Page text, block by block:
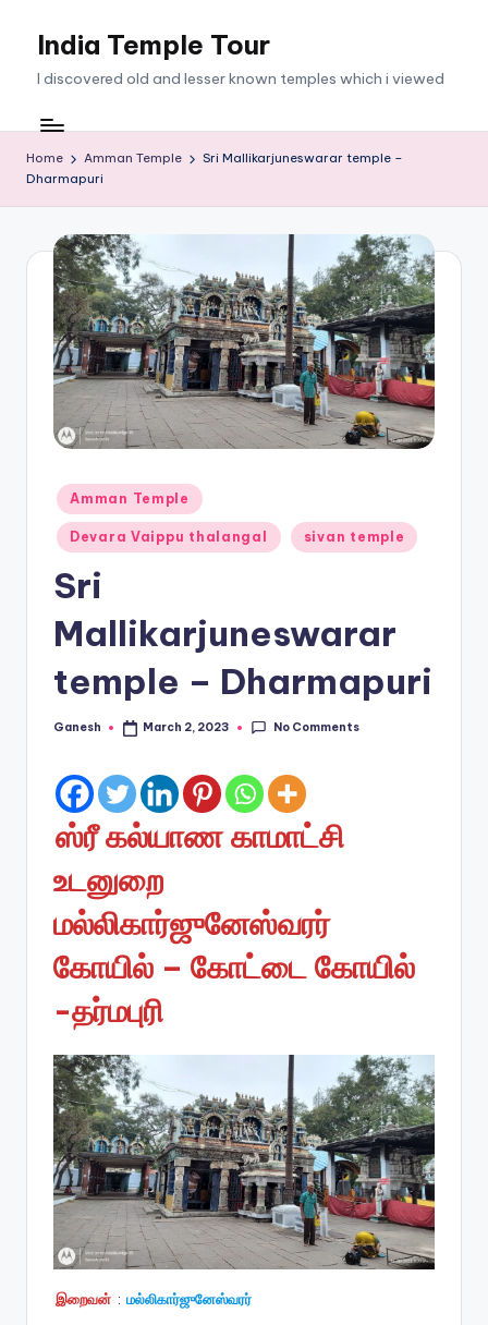
India Temple Tour
I discovered old and lesser known temples which i viewed
Home Amman Temple
Sri Mallikarjuneswarar temple –
Dharmapuri
Posted
in
Amman Temple
Devara Vaippu thalangal sivan temple
Sri
Mallikarjuneswarar
temple – Dharmapuri
Posted
Ganesh March 2, 2023 No Comments
ஸ்ரீ கல்யாண காமாட்சி
உடனுறை
மல்லிகார்ஜுனேஸ்வரர்
கோயில் – கோட்டை கோயில்
-தர்மபுரி
இறைவன் : மல்லிகார்ஜுனேஸ்வரர்